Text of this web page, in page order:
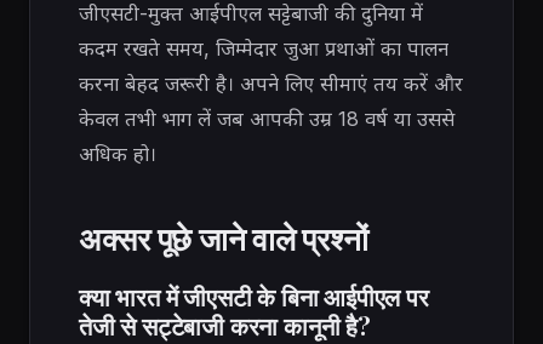
जीएसटी-मुक्त आईपीएल सट्टेबाजी की दुनिया में
कदम रखते समय, जिम्मेदार जुआ प्रथाओं का पालन
करना बेहद जरूरी है। अपने लिए सीमाएं तय करें और
केवल तभी भाग लें जब आपकी उम्र 18 वर्ष या उससे
अधिक हो।
अक्सर पूछे जाने वाले प्रश्नों
क्या भारत में जीएसटी के बिना आईपीएल पर
तेजी से सट्टेबाजी करना कानूनी है?